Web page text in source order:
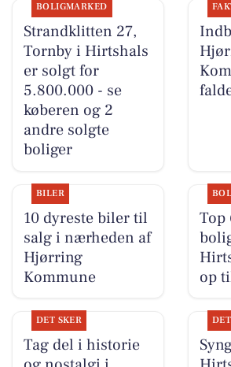
BOLIGMARKED
Strandklitten 27,
Tornby i Hirtshals
er solgt for
5.800.000 - se
køberen og 2
andre solgte
boliger
BILER
10 dyreste biler til
salg i nærheden af
Hjørring
Kommune
Top
op
DET SKER
Tag del i historie